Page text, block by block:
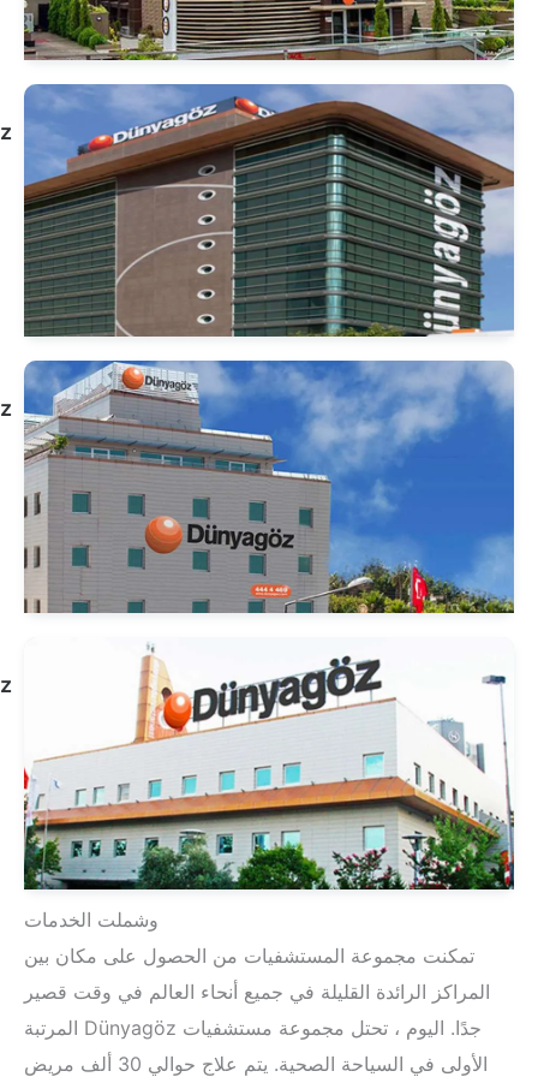
مستشفى
Dünyagöz
أنقرة
انظر
الملف
الشخصي
مستشفى
Dünyagöz
أنطاليا
الشخصي
Dünyagöz
انظر
الملف
الشخصي
وشملت الخدمات
مجموعة المستشفيات من الحصول على مكان بين
الرائدة القليلة في جميع أنحاء العالم في وقت قصير
جدًا. اليوم ، تحتل مجموعة مستشفيات Dünyagöz المرتبة
الأولى في السياحة الصحية. يتم علاج حوالي 30 ألف مريض